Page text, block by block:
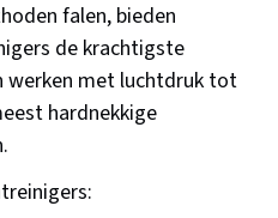
falen, bieden
de krachtigste
werken met luchtdruk tot
hardnekkige